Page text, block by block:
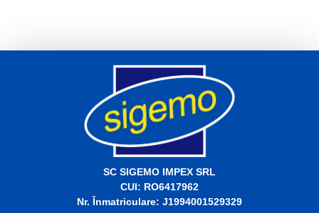
SC SIGEMO IMPEX SRL
CUI: RO6417962
Nr. Înmatriculare: J1994001529329